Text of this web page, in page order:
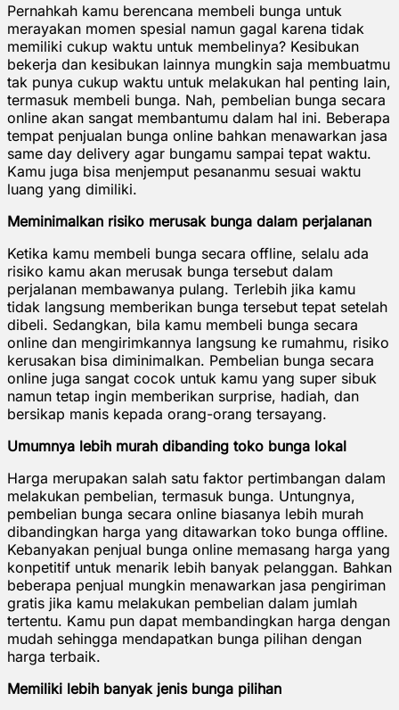
Pernahkah kamu berencana membeli bunga untuk
merayakan momen spesial namun gagal karena tidak
memiliki cukup waktu untuk membelinya? Kesibukan
bekerja dan kesibukan lainnya mungkin saja membuatmu
tak punya cukup waktu untuk melakukan hal penting lain,
termasuk membeli bunga. Nah, pembelian bunga secara
online akan sangat membantumu dalam hal ini. Beberapa
tempat penjualan bunga online bahkan menawarkan jasa
same day delivery agar bungamu sampai tepat waktu.
Kamu juga bisa menjemput pesananmu sesuai waktu
luang yang dimiliki.
Meminimalkan risiko merusak bunga dalam perjalanan
Ketika kamu membeli bunga secara offline, selalu ada
risiko kamu akan merusak bunga tersebut dalam
perjalanan membawanya pulang. Terlebih jika kamu
tidak langsung memberikan bunga tersebut tepat setelah
dibeli. Sedangkan, bila kamu membeli bunga secara
online dan mengirimkannya langsung ke rumahmu, risiko
kerusakan bisa diminimalkan. Pembelian bunga secara
online juga sangat cocok untuk kamu yang super sibuk
namun tetap ingin memberikan surprise, hadiah, dan
bersikap manis kepada orang-orang tersayang.
Umumnya lebih murah dibanding toko bunga lokal
Harga merupakan salah satu faktor pertimbangan dalam
melakukan pembelian, termasuk bunga. Untungnya,
pembelian bunga secara online biasanya lebih murah
dibandingkan harga yang ditawarkan toko bunga offline.
Kebanyakan penjual bunga online memasang harga yang
konpetitif untuk menarik lebih banyak pelanggan. Bahkan
beberapa penjual mungkin menawarkan jasa pengiriman
gratis jika kamu melakukan pembelian dalam jumlah
tertentu. Kamu pun dapat membandingkan harga dengan
mudah sehingga mendapatkan bunga pilihan dengan
harga terbaik.
Memiliki lebih banyak jenis bunga pilihan